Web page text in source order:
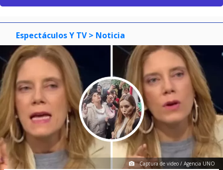
Espectáculos Y TV > Noticia
Captura de video / Agencia UNO